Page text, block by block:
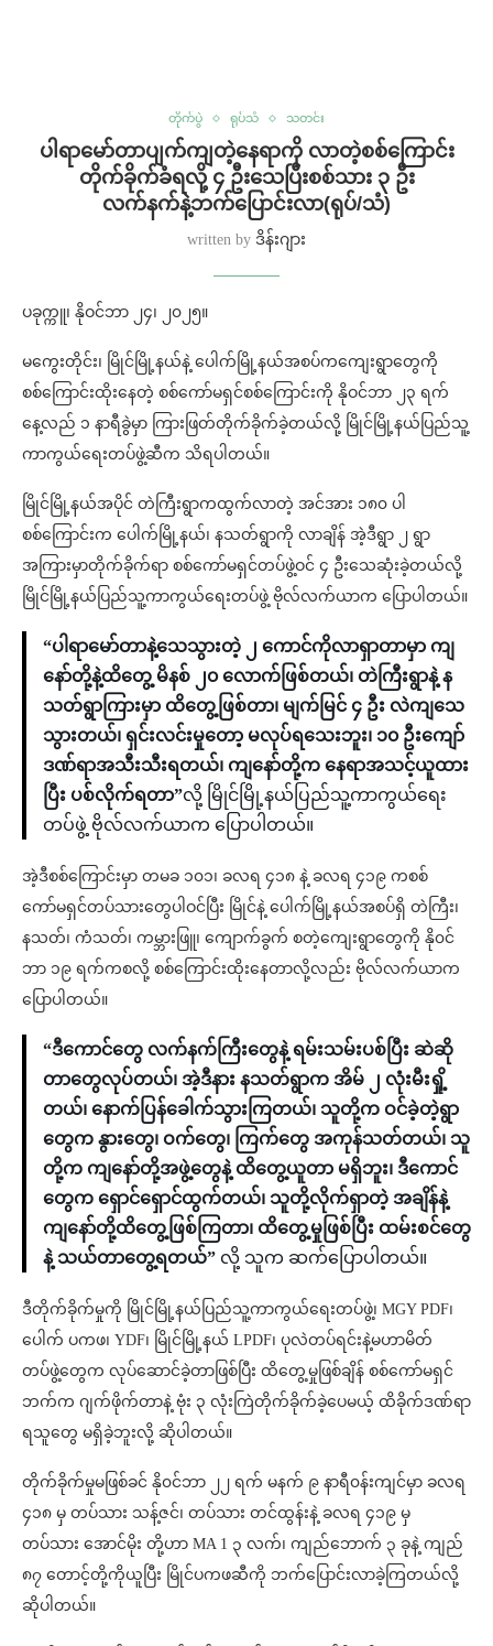
တိုက်ပွဲ ရုပ်သံ သတင်း
⁨ပါရာမော်တာပျက်ကျတဲ့နေရာကို လာတဲ့စစ်ကြောင်း
တိုက်ခိုက်ခံရလို့ ၄ ဦးသေပြီးစစ်သား ၃ ဦး
လက်နက်နဲ့ဘက်ပြောင်းလာ(ရုပ်/သံ)
written by ဒိန်းဂျား
ပခုက္ကူ၊ နိုဝင်ဘာ ၂၄၊ ၂၀၂၅။
မကွေးတိုင်း၊ မြိုင်မြို့နယ်နဲ့ ပေါက်မြို့နယ်အစပ်ကကျေးရွာတွေကို
စစ်ကြောင်းထိုးနေတဲ့ စစ်ကော်မရှင်စစ်ကြောင်းကို နိုဝင်ဘာ ၂၃ ရက်
နေ့လည် ၁ နာရီခွဲမှာ ကြားဖြတ်တိုက်ခိုက်ခဲ့တယ်လို့ မြိုင်မြို့နယ်ပြည်သူ့
ကာကွယ်ရေးတပ်ဖွဲ့ဆီက သိရပါတယ်။
မြိုင်မြို့နယ်အပိုင် တဲကြီးရွာကထွက်လာတဲ့ အင်အား ၁၈၀ ပါ
စစ်ကြောင်းက ပေါက်မြို့နယ်၊ နသတ်ရွာကို လာချိန် အဲ့ဒီရွာ ၂ ရွာ
အကြားမှာတိုက်ခိုက်ရာ စစ်ကော်မရှင်တပ်ဖွဲ့ဝင် ၄ ဦးသေဆုံးခဲ့တယ်လို့
မြိုင်မြို့နယ်ပြည်သူ့ကာကွယ်ရေးတပ်ဖွဲ့ ဗိုလ်လက်ယာက ပြောပါတယ်။
“ပါရာမော်တာနဲ့သေသွားတဲ့ ၂ ကောင်ကိုလာရှာတာမှာ ကျ
နော်တို့နဲ့ထိတွေ့ မိနစ် ၂၀ လောက်ဖြစ်တယ်၊ တဲကြီးရွာနဲ့ န
သတ်ရွာကြားမှာ ထိတွေ့ဖြစ်တာ၊ မျက်မြင် ၄ ဦး လဲကျသေ
သွားတယ်၊ ရှင်းလင်းမှုတော့ မလုပ်ရသေးဘူး၊ ၁၀ ဦးကျော်
ဒဏ်ရာအသီးသီးရတယ်၊ ကျနော်တို့က နေရာအသင့်ယူထား
ပြီး ပစ်လိုက်ရတာ”လို့ မြိုင်မြို့နယ်ပြည်သူ့ကာကွယ်ရေး
တပ်ဖွဲ့ ဗိုလ်လက်ယာက ပြောပါတယ်။
အဲ့ဒီစစ်ကြောင်းမှာ တမခ ၁၀၁၊ ခလရ ၄၁၈ နဲ့ ခလရ ၄၁၉ ကစစ်
ကော်မရှင်တပ်သားတွေပါဝင်ပြီး မြိုင်နဲ့ ပေါက်မြို့နယ်အစပ်ရှိ တဲကြီး၊
နသတ်၊ ကံသတ်၊ ကမ္ဘားဖြူ၊ ကျောက်ခွက် စတဲ့ကျေးရွာတွေကို နို၀င်
ဘာ ၁၉ ရက်ကစလို့ စစ်ကြောင်းထိုးနေတာလို့လည်း ဗိုလ်လက်ယာက
ပြောပါတယ်။
“ဒီကောင်တွေ လက်နက်ကြီးတွေနဲ့ ရမ်းသမ်းပစ်ပြီး ဆဲဆို
တာတွေလုပ်တယ်၊ အဲ့ဒီနား နသတ်ရွာက အိမ် ၂ လုံးမီးရှို့
တယ်၊ နောက်ပြန်ခေါက်သွားကြတယ်၊ သူတို့က ဝင်ခဲ့တဲ့ရွာ
တွေက နွားတွေ၊ ဝက်တွေ၊ ကြက်တွေ အကုန်သတ်တယ်၊ သူ
တို့က ကျနော်တို့အဖွဲ့တွေနဲ့ ထိတွေ့ယူတာ မရှိဘူး၊ ဒီကောင်
တွေက ရှောင်ရှောင်ထွက်တယ်၊ သူတို့လိုက်ရှာတဲ့ အချိန်နဲ့
ကျနော်တို့ထိတွေ့ဖြစ်ကြတာ၊ ထိတွေ့မှုဖြစ်ပြီး ထမ်းစင်တွေ
နဲ့ သယ်တာတွေ့ရတယ်” လို့ သူက ဆက်ပြောပါတယ်။
ဒီတိုက်ခိုက်မှုကို မြိုင်မြို့နယ်ပြည်သူ့ကာကွယ်ရေးတပ်ဖွဲ့၊ MGY PDF၊
ပေါက် ပကဖ၊ YDF၊ မြိုင်မြို့နယ် LPDF၊ ပုလဲတပ်ရင်းနဲ့မဟာမိတ်
တပ်ဖွဲ့‌တွေက လုပ်ဆောင်ခဲ့တာဖြစ်ပြီး ထိတွေ့မှုဖြစ်ချိန် စစ်ကော်မရှင်
ဘက်က ဂျက်ဖိုက်တာနဲ့ ဗုံး ၃ လုံးကြဲတိုက်ခိုက်ခဲ့ပေမယ့် ထိခိုက်ဒဏ်ရာ
ရသူတွေ မရှိခဲ့ဘူးလို့ ဆိုပါတယ်။
တိုက်ခိုက်မှုမဖြစ်ခင် နို၀င်ဘာ ၂၂ ရက် မနက် ၉ နာရီ၀န်းကျင်မှာ ခလရ
၄၁၈ မှ တပ်သား သန့်ဇင်၊ တပ်သား တင်ထွန်းနဲ့ ခလရ ၄၁၉ မှ
တပ်သား အောင်မိုး တို့ဟာ MA 1 ၃ လက်၊ ကျည်ဘောက် ၃ ခုနဲ့ ကျည်
၈၇ တောင့်တို့ကိုယူပြီး မြိုင်ပကဖဆီကို ဘက်ပြောင်းလာခဲ့ကြတယ်လို့
ဆိုပါတယ်။